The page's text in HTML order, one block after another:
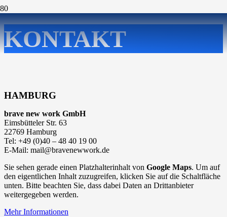
KONTAKT
HAMBURG
brave new work GmbH
Eimsbütteler Str. 63
22769 Hamburg
Tel: +49 (0)40 – 48 40 19 00
E-Mail: mail@bravenewwork.de
Sie sehen gerade einen Platzhalterinhalt von Google Maps. Um auf
den eigentlichen Inhalt zuzugreifen, klicken Sie auf die Schaltfläche
unten. Bitte beachten Sie, dass dabei Daten an Drittanbieter
weitergegeben werden.
Mehr Informationen